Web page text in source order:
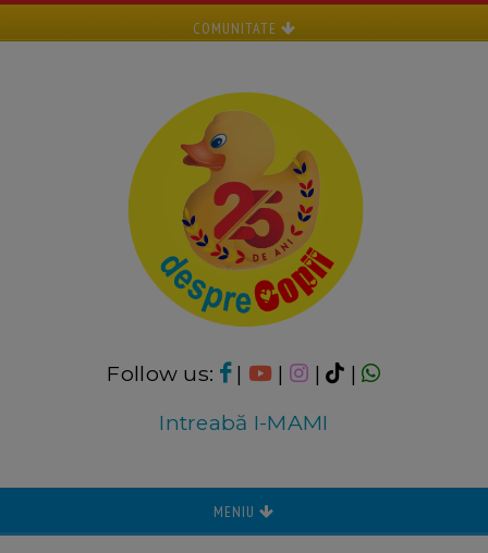
COMUNITATE
Follow us: | | |
|
Intreabă I-MAMI
MENIU